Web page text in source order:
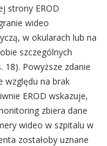
strony EROD
wideo
w okularach lub na
szczególnych
18). Powyższe zdanie
względu na brak
EROD wskazuje,
zbiera dane
wideo w szpitalu w
zostałoby uznane